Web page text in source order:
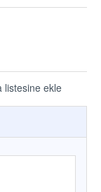
listesine ekle